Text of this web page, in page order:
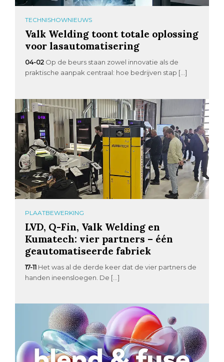
TECHNISHOWNIEUWS
Valk Welding toont totale oplossing
voor lasautomatisering
04-02 Op de beurs staan zowel innovatie als de
praktische aanpak centraal: hoe bedrijven stap […]
PLAATBEWERKING
LVD, Q-Fin, Valk Welding en
Kumatech: vier partners – één
geautomatiseerde fabriek
17-11 Het was al de derde keer dat de vier partners de
handen ineensloegen. De […]